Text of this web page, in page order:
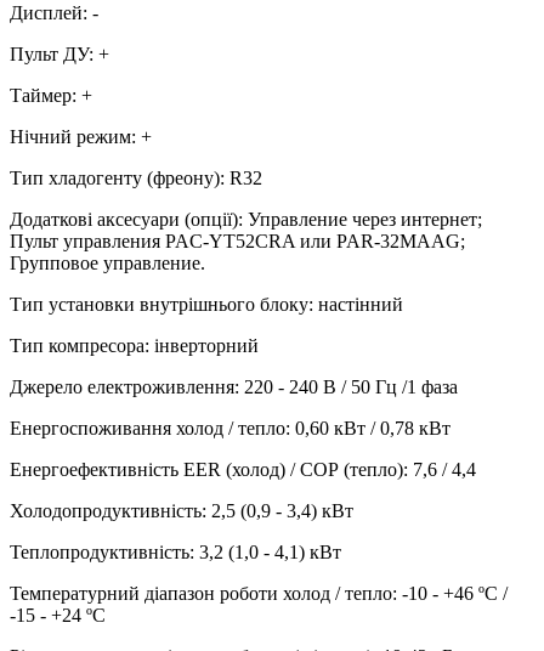
Дисплей: -
Пульт ДУ: +
Таймер: +
Нічний режим: +
Тип хладогенту (фреону): R32
Додаткові аксесуари (опції): Управление через интернет;
Пульт управления PAC-YT52CRA или PAR-32MAAG;
Групповое управление.
Тип установки внутрішнього блоку: настінний
Тип компресора: інверторний
Джерело електроживлення: 220 - 240 В / 50 Гц /1 фаза
Енергоспоживання холод / тепло: 0,60 кВт / 0,78 кВт
Енергоефективність EER (холод) / СОР (тепло): 7,6 / 4,4
Холодопродуктивність: 2,5 (0,9 - 3,4) кВт
Теплопродуктивність: 3,2 (1,0 - 4,1) кВт
Температурний діапазон роботи холод / тепло: -10 - +46 ºC /
-15 - +24 ºC